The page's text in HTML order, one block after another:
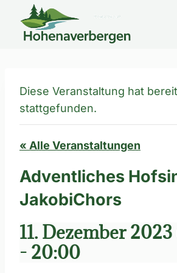
Inhalt
springen
Diese Veranstaltung hat
stattgefunden.
« Alle Veranstaltungen
Adventliches
JakobiChors
11. Dezember
- 20:00